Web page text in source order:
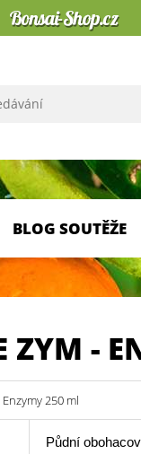
BLOG SOUTĚŽE
ZYM -
250 ml
Půdní